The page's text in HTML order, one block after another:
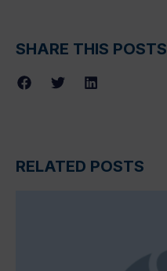
SHARE THIS POSTS
RELATED POSTS